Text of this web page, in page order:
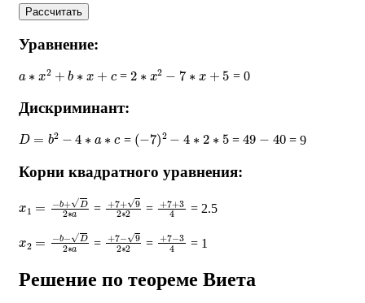
Рассчитать
Уравнение:
2 b ∗ = 2 2 ∗ = 0
Дискриминант:
D= 2− a = (− 7)2− ∗ ∗ = 49 40 = 9
Корни квадратного уравнения:
+ D2∗ = + 7+ 92 = + 7 +3 = 2.5
b−D2∗ = +7−92 2
= +7−3 = 1
Решение по теореме Виета